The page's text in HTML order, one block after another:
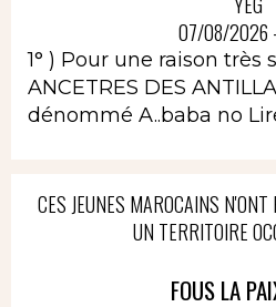
07/08/2026
1° ) Pour une raison très
ANCETRES DES
dénommé A..baba no
CES JEUNES MAROCAINS
UN TERRITOIRE
FOUS LA